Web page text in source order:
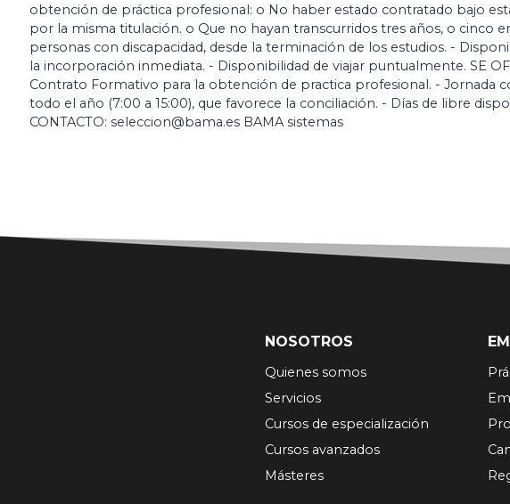
obtención de práctica profesional: o No haber estado contratado bajo
por la misma titulación. o Que no hayan transcurridos tres años, o cinco
personas con discapacidad, desde la terminación de los estudios. -
la incorporación inmediata. - Disponibilidad de viajar puntualmente. SE
Contrato Formativo para la obtención de practica profesional. - Jornada
todo el año (7:00 a 15:00), que favorece la conciliación. - Días de libre
CONTACTO: seleccion@bama.es BAMA sistemas
NOSOTROS
Quienes somos
Servicios
Cursos de especialización
Cursos avanzados
Másteres